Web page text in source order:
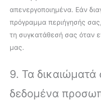
απενεργοποιημένα. Εάν
πρόγραμμα περιήγησής
τη συγκατάθεσή σας όταν
μας.
9. Τα
δεδομένα